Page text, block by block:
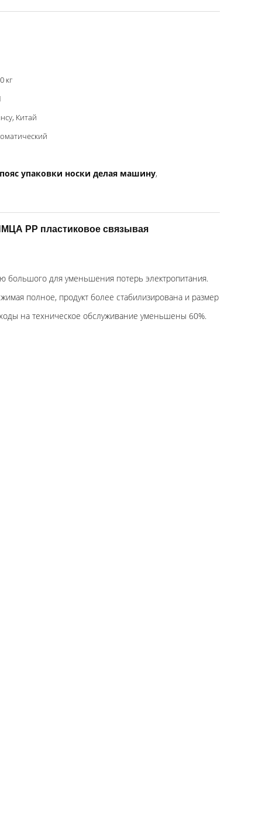
кг
Китай
упаковки носки делая машину,
PP пластиковое связывая
большого для уменьшения потерь электропитания.
полное, продукт более стабилизирована и размер
на техническое обслуживание уменьшены 60%.